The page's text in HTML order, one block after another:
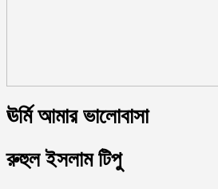
ঊর্মি আমার ভালোবাসা
রুহুল ইসলাম টিপু